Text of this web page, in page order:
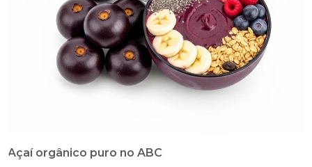
Açaí orgânico puro no ABC